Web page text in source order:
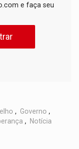
e faça seu
, Governo ,
, Notícia